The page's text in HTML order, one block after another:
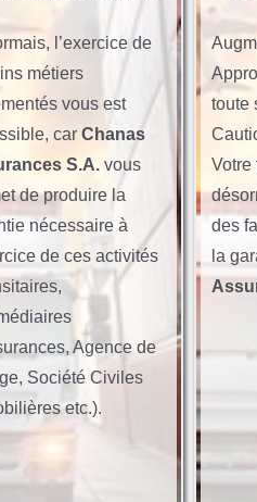
l’exercice de
métiers
vous est
car Chanas
S.A.vous
de produire la
nécessaire à
de ces activités
Agence de
Société Civiles
etc.).
toute
Votre
des
la